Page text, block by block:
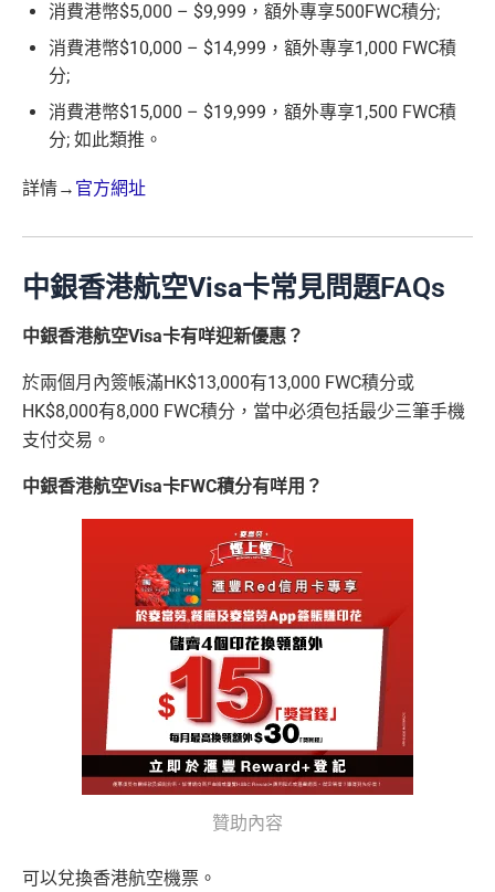
消費港幣$5,000 – $9,999，額外專享500FWC積分;
消費港幣$10,000 – $14,999，額外專享1,000 FWC積
分;
消費港幣$15,000 – $19,999，額外專享1,500 FWC積
分; 如此類推。
詳情→ 官方網址
中銀香港航空Visa卡常見問題FAQs
中銀香港航空Visa卡有咩迎新優惠？
於兩個月內簽帳滿HK$13,000有13,000 FWC積分或
HK$8,000有8,000 FWC積分，當中必須包括最少三筆手機
支付交易。
中銀香港航空Visa卡FWC積分有咩用？
贊助內容
可以兌換香港航空機票。